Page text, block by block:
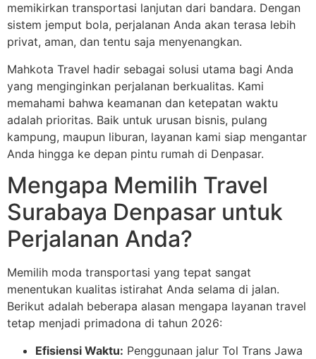
memikirkan transportasi lanjutan dari bandara. Dengan
sistem jemput bola, perjalanan Anda akan terasa lebih
privat, aman, dan tentu saja menyenangkan.
Mahkota Travel hadir sebagai solusi utama bagi Anda
yang menginginkan perjalanan berkualitas. Kami
memahami bahwa keamanan dan ketepatan waktu
adalah prioritas. Baik untuk urusan bisnis, pulang
kampung, maupun liburan, layanan kami siap mengantar
Anda hingga ke depan pintu rumah di Denpasar.
Mengapa Memilih Travel
Surabaya Denpasar untuk
Perjalanan Anda?
Memilih moda transportasi yang tepat sangat
menentukan kualitas istirahat Anda selama di jalan.
Berikut adalah beberapa alasan mengapa layanan travel
tetap menjadi primadona di tahun 2026:
Efisiensi Waktu: Penggunaan jalur Tol Trans Jawa